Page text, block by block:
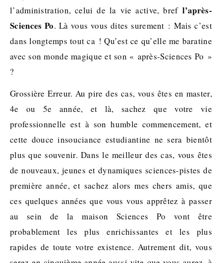
l’administration, celui de la vie active, bref l’après-
Sciences Po. Là vous vous dites surement : Mais c’est
dans longtemps tout ca ! Qu’est ce qu’elle me baratine
avec son monde magique et son « après-Sciences Po »
?
Grossière Erreur. Au pire des cas, vous êtes en master,
4e ou 5e année, et là, sachez que votre vie
professionnelle est à son humble commencement, et
cette douce insouciance estudiantine ne sera bientôt
plus que souvenir. Dans le meilleur des cas, vous êtes
de nouveaux, jeunes et dynamiques sciences-pistes de
première année, et sachez alors mes chers amis, que
ces quelques années que vous vous apprêtez à passer
au sein de la maison Sciences Po vont être
probablement les plus enrichissantes et les plus
rapides de toute votre existence. Autrement dit, vous